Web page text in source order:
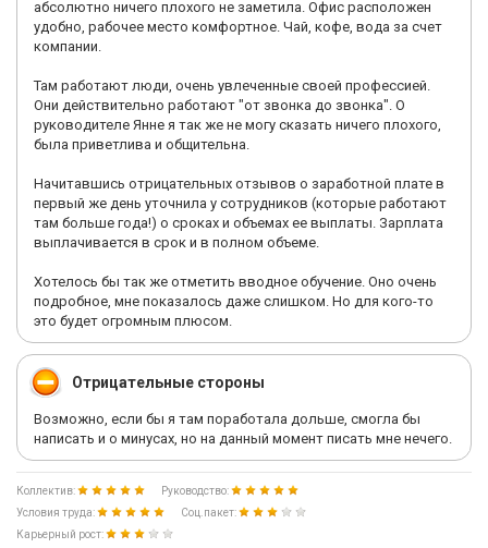
абсолютно ничего плохого не заметила. Офис расположен
удобно, рабочее место комфортное. Чай, кофе, вода за счет
компании.
Там работают люди, очень увлеченные своей профессией.
Они действительно работают "от звонка до звонка". О
руководителе Янне я так же не могу сказать ничего плохого,
была приветлива и общительна.
Начитавшись отрицательных отзывов о заработной плате в
первый же день уточнила у сотрудников (которые работают
там больше года!) о сроках и объемах ее выплаты. Зарплата
выплачивается в срок и в полном объеме.
Хотелось бы так же отметить вводное обучение. Оно очень
подробное, мне показалось даже слишком. Но для кого-то
это будет огромным плюсом.
Отрицательные стороны
Возможно, если бы я там поработала дольше, смогла бы
написать и о минусах, но на данный момент писать мне нечего.
Коллектив:
Руководство:
Условия труда:
Соц.пакет:
Карьерный рост: